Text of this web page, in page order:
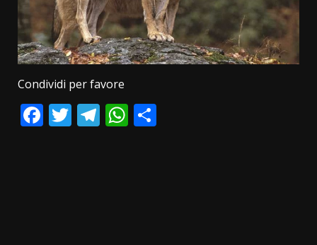
Condividi per favore
Facebook
Twitter
Telegram
WhatsApp